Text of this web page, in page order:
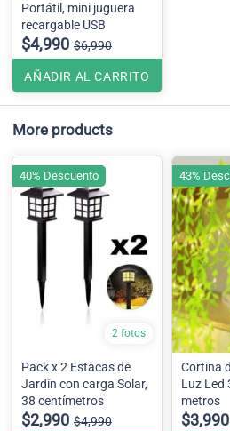
Portátil, mini juguera
recargable USB
$4,990 $6,990
AÑADIR AL CARRITO
More products
2 fotos
Pack x 2 Estacas de
Jardín con carga Solar,
38 centímetros
$2,990 $4,990
40% Descuento
Cortina
Luz Led
metros
$3,990
43%